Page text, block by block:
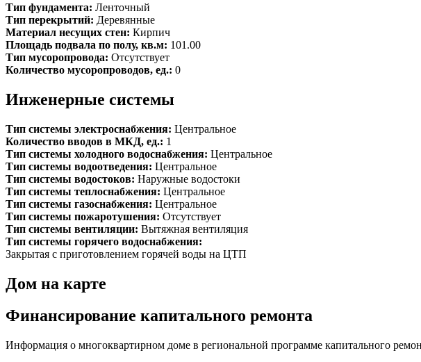
Тип фундамента: Ленточный
Тип перекрытий: Деревянные
Материал несущих стен: Кирпич
Площадь подвала по полу, кв.м: 101.00
Тип мусоропровода: Отсутствует
Количество мусоропроводов, ед.: 0
Инженерные системы
Тип системы электроснабжения: Центральное
Количество вводов в МКД, ед.: 1
Тип системы холодного водоснабжения: Центральное
Тип системы водоотведения: Центральное
Тип системы водостоков: Наружные водостоки
Тип системы теплоснабжения: Центральное
Тип системы газоснабжения: Центральное
Тип системы пожаротушения: Отсутствует
Тип системы вентиляции: Вытяжная вентиляция
Тип системы горячего водоснабжения:
Закрытая с приготовлением горячей воды на ЦТП
Дом на карте
Финансирование капитального ремонта
Информация о многоквартирном доме в региональной программе капитального